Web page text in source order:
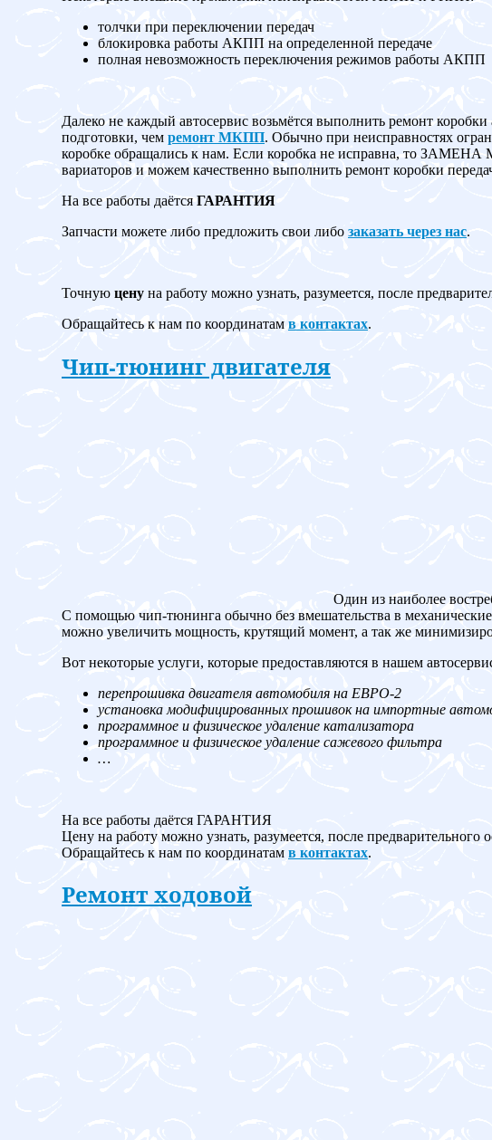
толчки при переключении передач
блокировка работы АКПП на определенной передаче
полная невозможность переключения режимов работы АКПП
Далеко не каждый автосервис возьмётся выполнить ремонт
подготовки, чем ремонт МКПП. Обычно при неисправностях
коробке обращались к нам. Если коробка не исправна, то
вариаторов и можем качественно выполнить ремонт коробки
На все работы даётся ГАРАНТИЯ
Запчасти можете либо предложить свои либо заказать через нас.
Точную цену на работу можно узнать, разумеется, после
Обращайтесь к нам по координатам в контактах.
Чип-тюнинг двигателя
Один из наиболее
С помощью чип-тюнинга обычно без вмешательства в
можно увеличить мощность, крутящий момент, а так же
Вот некоторые услуги, которые предоставляются в нашем
перепрошивка двигателя автомобиля на ЕВРО-2
установка модифицированных прошивок на импортные
программное и физическое удаление катализатора
программное и физическое удаление сажевого фильтра
…
На все работы даётся ГАРАНТИЯ
Цену на работу можно узнать, разумеется, после предварительного
Обращайтесь к нам по координатам в контактах.
Ремонт ходовой